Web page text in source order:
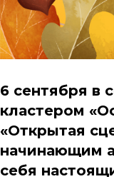
6 сентября в
кластером
«Открытая
начинающим
себя